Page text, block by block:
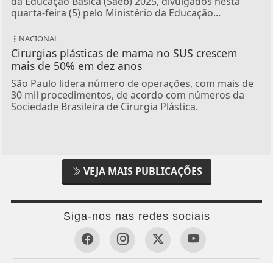
quarta-feira (5) pelo Ministério da Educação...
NACIONAL
Cirurgias plásticas de mama no SUS crescem
mais de 50% em dez anos
São Paulo lidera número de operações, com mais de
30 mil procedimentos, de acordo com números da
Sociedade Brasileira de Cirurgia Plástica.
VEJA MAIS PUBLICAÇÕES
Siga-nos nas redes sociais